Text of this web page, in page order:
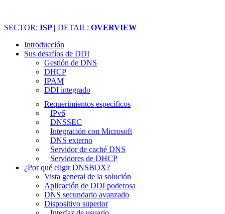
SECTOR: ISP | DETAIL: OVERVIEW
Introducción
Sus desafíos de DDI
Gestión de DNS
DHCP
IPAM
DDI integrado
Requerimientos específicos
IPv6
DNSSEC
Integración con Microsoft
DNS externo
Servidor de caché DNS
Servidores de DHCP
¿Por qué eligir DNSBOX?
Vista general de la solución
Aplicación de DDI poderosa
DNS secundario avanzado
Dispositivo superior